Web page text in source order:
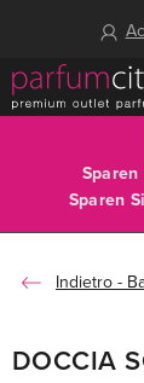
Sparen
DOCCIA